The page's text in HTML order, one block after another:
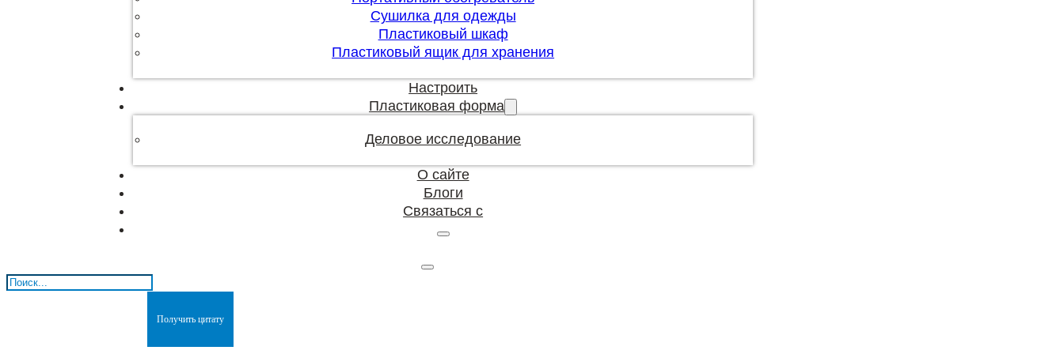
Сушилка для одежды
Пластиковый шкаф
Пластиковый ящик для хранения
Настроить
Пластиковая форма
Деловое исследование
О сайте
Блоги
Связаться с
Поиск
Получить цитату